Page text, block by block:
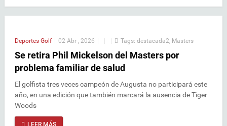
Deportes Golf | 02 Abr , 2026 | | | Tags: destacada2 Masters
Se retira Phil Mickelson del Masters por
problema familiar de salud
El golfista tres veces campeón de Augusta no participará este
año, en una edición que también marcará la ausencia de Tiger
Woods
LEER MÁS